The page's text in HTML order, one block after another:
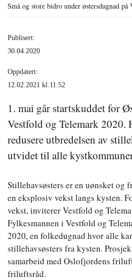
Små og store bidro under østersdugnad på
Publisert:
30.04.2020
Oppdatert:
12.02.2021 kl.11:52
1. mai går startskuddet for
Vestfold og Telemark 2020.
redusere utbredelsen av
utvidet til alle
Stillehavsøsters er en uønsket og
en eksplosiv vekst langs kysten.
vekst, inviterer Vestfold og
Fylkesmannen i Vestfold og
2020, en folkedugnad hvor alle
stillehavsøsters fra kysten.
samarbeid med Oslofjordens
friluftsråd.